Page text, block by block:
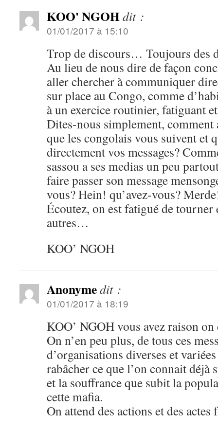
KOO' NGOHdit :
01/01/2017 à 15:10
Trop de discours… Toujours des
Au lieu de nous dire de façon
aller chercher à communiquer
sur place au Congo, comme
à un exercice routinier, fatiguant
Dites-nous simplement,
que les congolais vous suivent et
directement vos messages?
sassou a ses medias un peu
faire passer son message
vous? Hein! qu’avez-vous?
Écoutez, on est fatigué de tourner
autres…
KOO’ NGOH
Anonymedit :
01/01/2017 à 18:19
KOO’ NGOH vous avez raison on
On n’en peu plus, de tous ces
d’organisations diverses et
rabâcher ce que l’on connait déjà
et la souffrance que subit la
cette mafia.
On attend des actions et des actes